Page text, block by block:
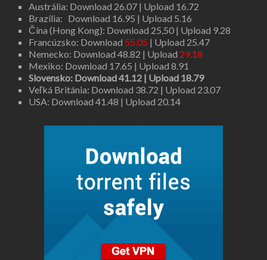
Austrália: Download 26.07 | Upload 16.72
Brazília: Download 16.95 | Upload 5.16
Čína (Hong Kong): Download 25,50 | Upload 9.28
Francúzsko: Download 55.05 | Upload 25.47
Nemecko: Download 48.82 | Upload 29.18
Mexiko: Download 17.65 | Upload 8.91
Slovensko: Download 41.12 | Upload 18.79
Veľká Británia: Download 38.72 | Upload 23.07
USA: Download 41.48 | Upload 20.14